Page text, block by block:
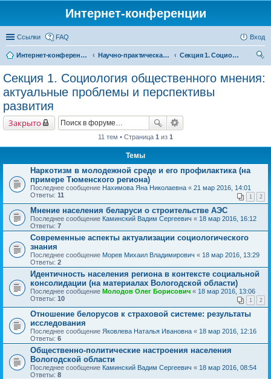
Интернет-конференции
Ссылки FAQ Вход
Интернет-конференции Научно-практическая интернет-конференция «Глобальные вызовы и региональное развитие в зеркале социологических измерений»
Секция 1. Социология общественного мнения: актуальные проблемы и перспективы развития
ск
Секция 1. Социология общественного мнения:
актуальные проблемы и перспективы
развития
Закрыто
11 тем • Страница 1 из 1
Темы
Наркотизм в молодежной среде и его профилактика (на
примере Тюменского региона)
Последнее сообщение Нахимова Яна Николаевна « 21 мар 2016, 14:01
Ответы: 11 1 2
Мнение населения беларуси о строительстве АЭС
Последнее сообщение Каминский Вадим Сергеевич « 18 мар 2016, 16:12
Ответы: 7
Современные аспекты актуализации социологического
знания
Последнее сообщение Морев Михаил Владимирович « 18 мар 2016, 13:29
Ответы: 2
Идентичность населения региона в контексте социальной
консолидации (на материалах Вологодской области)
Последнее сообщение Молодов Олег Борисович « 18 мар 2016, 13:06
Ответы: 10 1 2
Отношение белорусов к страховой системе: результаты
исследования
Последнее сообщение Яковлева Наталья Ивановна « 18 мар 2016, 12:16
Ответы: 6
Общественно-политические настроения населения
Вологодской области
Последнее сообщение Каминский Вадим Сергеевич « 18 мар 2016, 08:54
Ответы: 8